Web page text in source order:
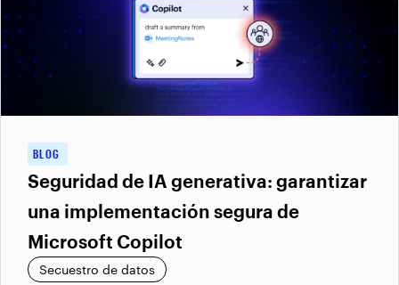
BLOG
Seguridad de IA generativa: garantizar
una implementación segura de
Microsoft Copilot
Secuestro de datos